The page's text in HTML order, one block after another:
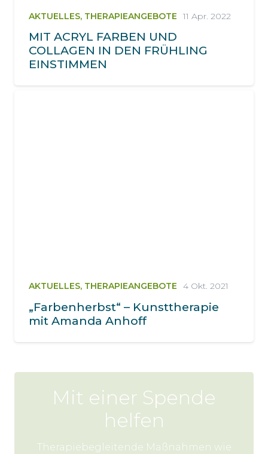
AKTUELLES, THERAPIEANGEBOTE 11 Apr. 2022
MIT ACRYL FARBEN UND
COLLAGEN IN DEN FRÜHLING
EINSTIMMEN
AKTUELLES, THERAPIEANGEBOTE 4 Okt. 2021
„Farbenherbst“ – Kunsttherapie
mit Amanda Anhoff
Mit einer Spende
helfen
Therapiebegleitende Maßnahmen wie